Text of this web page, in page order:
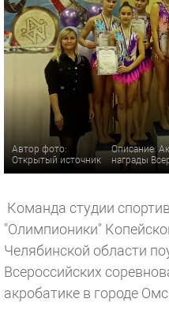
Автор фото:
Открытый источник
Описание:
награды
Команда студии
"Олимпионики"
Челябинской области
Всероссийских
акробатике в городе